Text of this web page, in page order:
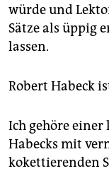
würde und
Sätze als üppig
lassen.
Robert Habeck
Ich gehöre einer
Habecks mit
kokettierenden